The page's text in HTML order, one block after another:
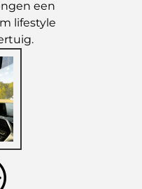
een
lifestyle